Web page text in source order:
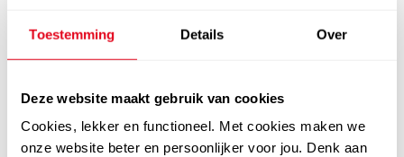
Toestemming Details Over
Deze website maakt gebruik van cookies
Cookies, lekker en functioneel. Met cookies maken we
onze website beter en persoonlijker voor jou. Denk aan